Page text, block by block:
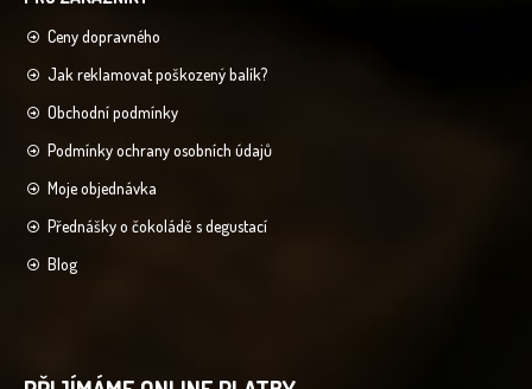
Ceny dopravného
Jak reklamovat poškozený balík?
Obchodní podmínky
Podmínky ochrany osobních údajů
Moje objednávka
Přednášky o čokoládě s degustací
Blog